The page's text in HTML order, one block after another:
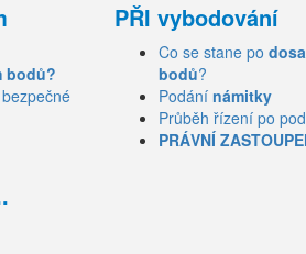
bodů?
PŘI vybodování
Co se stane po
bodů?
Podání námitky
Průběh řízení po
PRÁVNÍ